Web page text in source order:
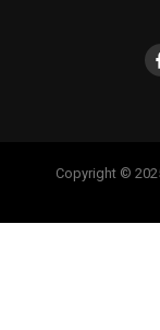
Copyright ©